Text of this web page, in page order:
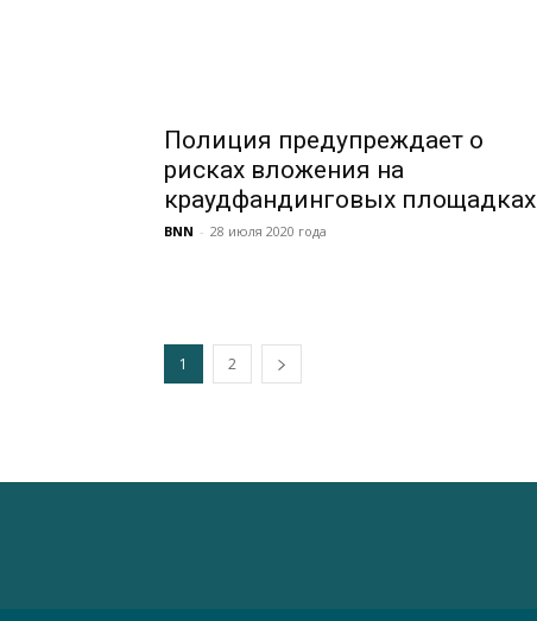
Полиция предупреждает о
рисках вложения на
краудфандинговых площадках
BNN - 28 июля 2020 года
1 2